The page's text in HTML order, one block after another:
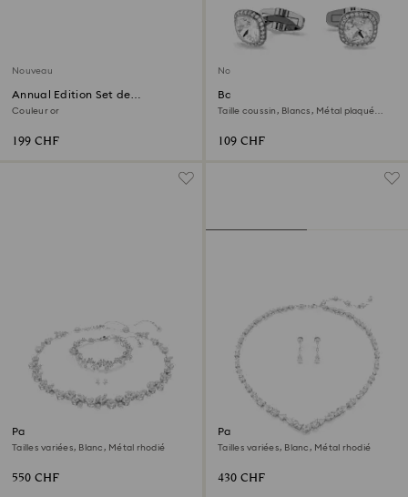
Nouveau
Annual Edition Set de
Décorations 3D Festive 2026
Couleur or
199 CHF
Nouveau
Boutons de manchettes Una
Angelic
Taille coussin, Blancs, Métal plaqué
109 CHF
Parure Constella
Tailles variées, Blanc, Métal rhodié
550 CHF
Parure Mesmera
Tailles variées, Blanc, Métal rhodié
430 CHF